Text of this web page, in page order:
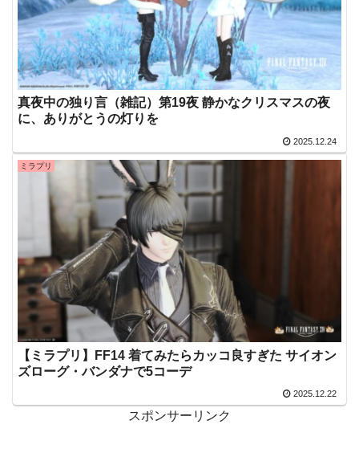
真夜中の独り言（雑記）第19夜 静かなクリスマスの夜
に、ありがとうの灯りを
2025.12.24
ミラプリ
【ミラプリ】FF14 着てみたらカッコ良すぎた サイオン
ズローグ・バンダナで5コーデ
2025.12.22
スポンサーリンク